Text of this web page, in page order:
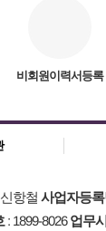
비회원이력서등록
항철사업자등
: 1899-8026업무